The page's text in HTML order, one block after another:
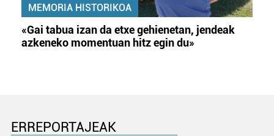
MEMORIA HISTORIKOA
«Gai tabua izan da etxe gehienetan, jendeak
azkeneko momentuan hitz egin du»
ERREPORTAJEAK